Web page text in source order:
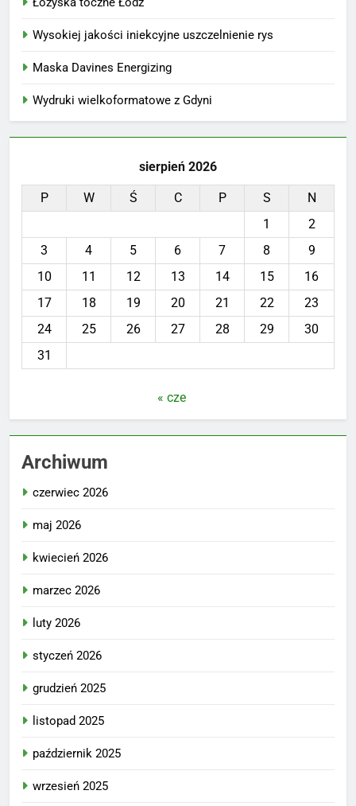
Wysokiej jakości iniekcyjne uszczelnienie rys
Maska Davines Energizing
Wydruki wielkoformatowe z Gdyni
sierpień 2026
P W Ś C P S
N
1
2
3
4 5 6 7 8
9
10
11 12 13 14 15
16
17
18 19 20 21 22
23
24
25 26 27 28 29
30
31
« cze
Archiwum
czerwiec 2026
maj 2026
kwiecień 2026
marzec 2026
luty 2026
styczeń 2026
grudzień 2025
listopad 2025
październik 2025
wrzesień 2025